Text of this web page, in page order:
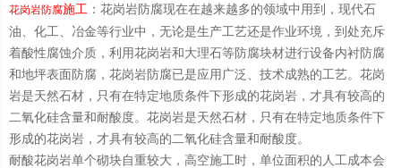
花岗岩防腐施工 ：花岗岩防腐现在在越来越多的领域中用到，现代石
油、化工、冶金等行业中，无论是生产工艺还是作业环境，到处充斥
着酸性腐蚀介质，利用花岗岩和大理石等防腐块材进行设备内衬防腐
和地坪表面防腐，花岗岩防腐已是应用广泛、技术成熟的工艺。花岗
岩是天然石材，只有在特定地质条件下形成的花岗岩，才具有较高的
二氧化硅含量和耐酸度。花岗岩是天然石材，只有在特定地质条件下
形成的花岗岩，才具有较高的二氧化硅含量和耐酸度。
耐酸花岗岩单个砌块自重较大，高空施工时，单位面积的人工成本会